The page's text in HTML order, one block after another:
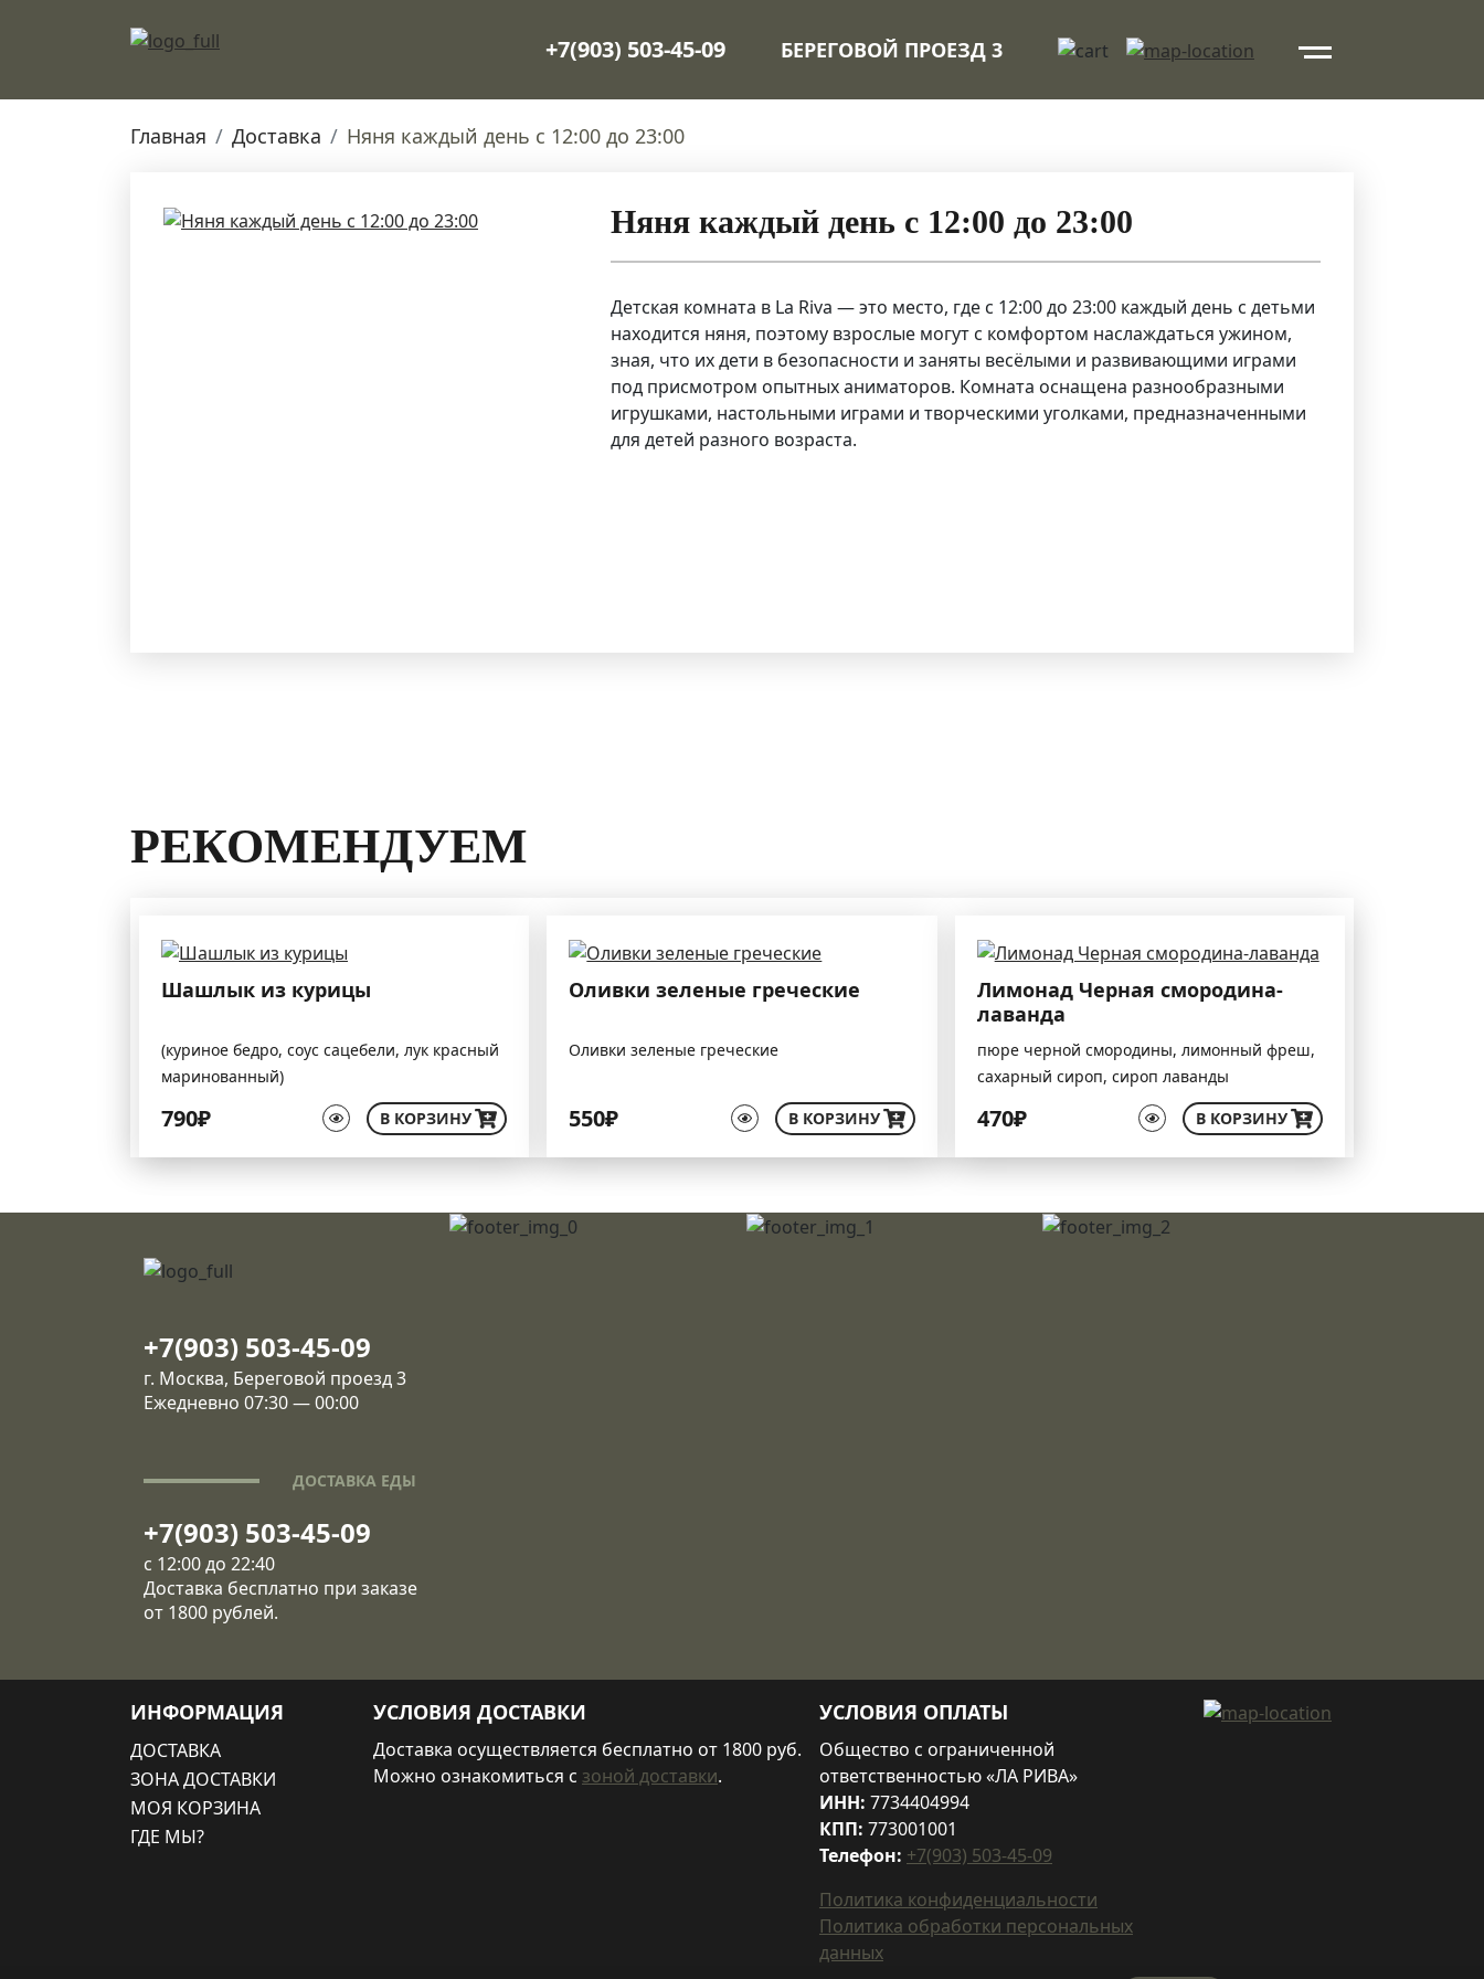
+7(903) 503-45-09 БЕРЕГОВОЙ ПРОЕЗД 3
Главная Доставка Няня каждый день с 12:00 до 23:00
Няня каждый день с 12:00 до 23:00
Детская комната в La Riva — это место, где с 12:00 до 23:00 каждый день с детьми
находится няня, поэтому взрослые могут с комфортом наслаждаться ужином,
зная, что их дети в безопасности и заняты весёлыми и развивающими играми
под присмотром опытных аниматоров. Комната оснащена разнообразными
игрушками, настольными играми и творческими уголками, предназначенными
для детей разного возраста.
РЕКОМЕНДУЕМ
Шашлык из курицы
(куриное бедро, соус сацебели, лук красный
маринованный)
790₽ В КОРЗИНУ
Оливки зеленые греческие
Оливки зеленые греческие
550₽ В КОРЗИНУ
Лимонад Черная смородина-
лаванда
пюре черной смородины, лимонный фреш,
сахарный сироп, сироп лаванды
470₽ В КОРЗИНУ
+7(903) 503-45-09
г. Москва, Береговой проезд 3
Ежедневно 07:30 — 00:00
ДОСТАВКА ЕДЫ
+7(903) 503-45-09
с 12:00 до 22:40
Доставка бесплатно при заказе
от 1800 рублей.
ИНФОРМАЦИЯ
ДОСТАВКА
ЗОНА ДОСТАВКИ
МОЯ КОРЗИНА
ГДЕ МЫ?
УСЛОВИЯ ДОСТАВКИ
Доставка осуществляется бесплатно от 1800 руб.
Можно ознакомиться с зоной доставки.
УСЛОВИЯ ОПЛАТЫ
Общество с ограниченной
ответственностью «ЛА РИВА»
ИНН: 7734404994
КПП: 773001001
Телефон: +7(903) 503-45-09
Политика конфиденциальности
Политика обработки персональных
данных